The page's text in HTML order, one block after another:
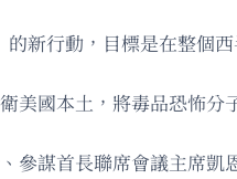
新行動，目標是在整個
國本土，將毒品恐怖
參謀首長聯席會議主席